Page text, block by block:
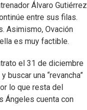
Álvaro Gutiérrez
entre sus filas.
Asimismo, Ovación
es muy factible.
el 31 de diciembre
buscar una “revancha”
lo que resta del
Ángeles cuenta con